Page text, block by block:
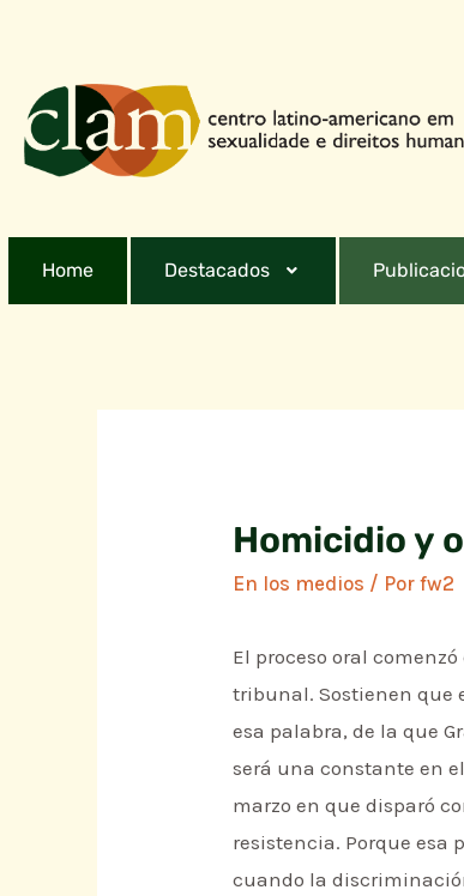
Home Destacados
Homicidio y
En los medios / Porfw2
El proceso oral
tribunal. Sostienen que
esa palabra, de la que
será una constante en
marzo en que disparó
resistencia. Porque esa
cuando la